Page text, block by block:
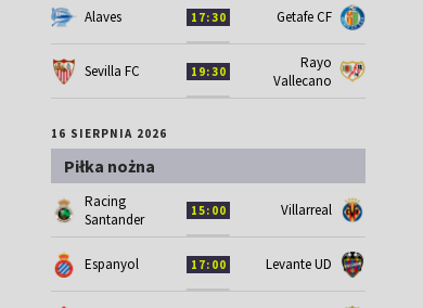
Alaves 17:30 Getafe CF
Sevilla FC 19:30
Rayo
Vallecano
16 SIERPNIA 2026
Piłka nożna
Racing
Santander
15:00 Villarreal
Espanyol 17:00 Levante UD